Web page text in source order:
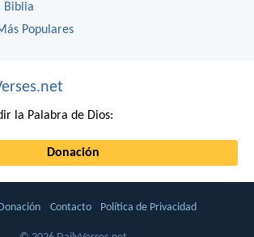
Biblia
Populares
la Palabra de Dios:
Donación
Contacto Política de Privacidad